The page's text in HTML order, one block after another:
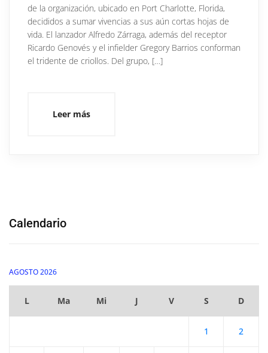
de la organización, ubicado en Port Charlotte, Florida,
decididos a sumar vivencias a sus aún cortas hojas de
vida. El lanzador Alfredo Zárraga, además del receptor
Ricardo Genovés y el infielder Gregory Barrios conforman
el tridente de criollos. Del grupo, […]
Leer más
Calendario
AGOSTO 2026
L Ma Mi J V S D
1 2